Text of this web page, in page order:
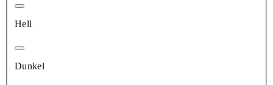
Hell
Dunkel